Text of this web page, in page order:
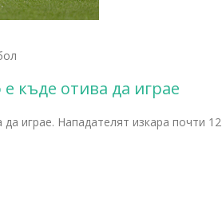
къде отива да играе
играе. Нападателят изкара почти 12